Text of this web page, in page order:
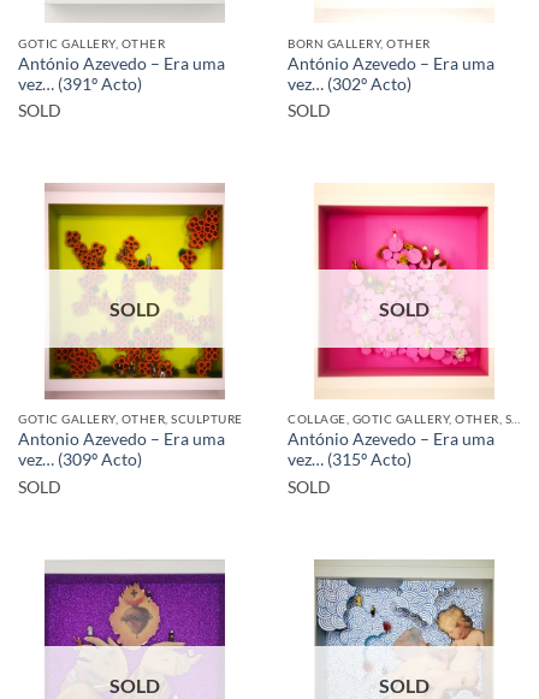
GOTIC GALLERY, OTHER
António Azevedo – Era uma
vez… (391º Acto)
SOLD
BORN GALLERY, OTHER
António Azevedo – Era uma
vez… (302º Acto)
SOLD
SOLD
GOTIC GALLERY, OTHER, SCULPTURE
Antonio Azevedo – Era uma
vez… (309º Acto)
SOLD
SOLD
COLLAGE, GOTIC GALLERY, OTHER, SCULPTURE
António Azevedo – Era uma
vez… (315º Acto)
SOLD
SOLD SOLD